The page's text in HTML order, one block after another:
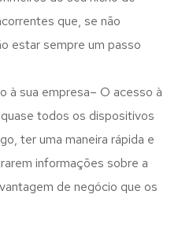
que, se não
estar sempre um passo
à sua empresa– O acesso à
todos os dispositivos
ter uma maneira rápida e
informações sobre a
de negócio que os